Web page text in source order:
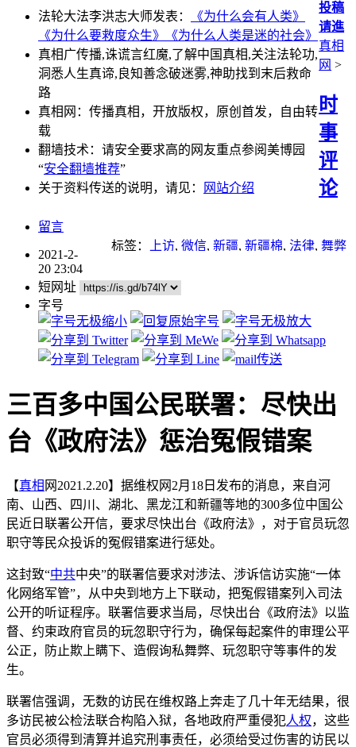
法轮大法李洪志大师发表：
《为什么会有人类》
《为什么要救度众生》
《为什么人类是迷的社会》
真相广传播,诛谎言红魔,了解中国真相,关注法轮功,
洞悉人生真谛,良知善念破迷雾,神助找到末后救命
路
真相网：传播真相，开放版权，原创首发，自由转
载
翻墙技术：请安全要求高的网友重点参阅美博园
“安全翻墙推荐”
关于资料传送的说明，请见：
网站介绍
投稿
请進
真相
网 >
时
事
评
论
留言
标签：
上访, 微信, 新疆, 新疆棉, 法律, 舞弊
2021-2-
20 23:04
短网址
字号
三百多中国公民联署：尽快出
台《政府法》惩治冤假错案
【真相 网2021.2.20】据维权网2月18日发布的消息，来自河
南、山西、四川、湖北、黑龙江和新疆等地的300多位中国公
民近日联署公开信，要求尽快出台《政府法》，对于官员玩忽
职守等民众投诉的冤假错案进行惩处。
这封致“中共中央”的联署信要求对涉法、涉诉信访实施“一体
化网络军管”，从中央到地方上下联动，把冤假错案列入司法
公开的听证程序。联署信要求当局，尽快出台《政府法》以监
督、约束政府官员的玩忽职守行为，确保每起案件的审理公平
公正，防止欺上瞒下、造假询私舞弊、玩忽职守等事件的发
生。
联署信强调，无数的访民在维权路上奔走了几十年无结果，很
多访民被公检法联合构陷入狱，各地政府严重侵犯人权，这些
官员必须得到清算并追究刑事责任，必须给受过伤害的访民以